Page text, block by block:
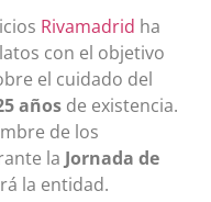
Rivamadrid ha
con el objetivo
el cuidado del
años de existencia.
de los
la Jornada de
la entidad.